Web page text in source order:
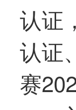
认证
认证
赛